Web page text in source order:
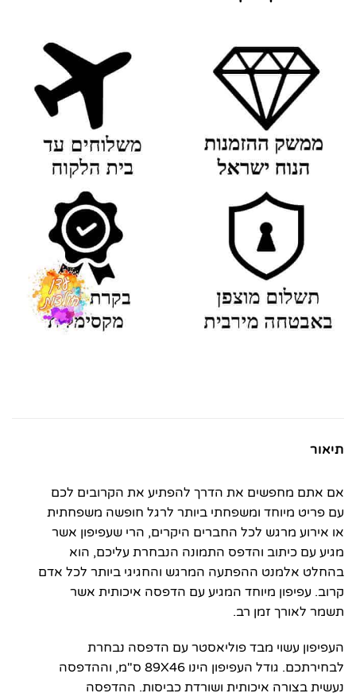
תיאור
אם אתם מחפשים את הדרך להפתיע את הקרובים לכם
עם פריט מיוחד ומשפחתי ביותר לרגל חופשה משפחתית
או אירוע מרגש לכל החברים היקרים, הרי שעפיפון אשר
מגיע עם כיתוב והדפס התמונה הנבחרת עליכם, הוא
בהחלט אלמנט ההפתעה המרגש והחגיגי ביותר לכל אדם
קרוב. עפיפון מיוחד המגיע עם הדפסה איכותית אשר
תשמר לאורך זמן רב.
העפיפון עשוי מבד פוליאסטר עם הדפסה נבחרת
לבחירתכם. גודל העפיפון הינו 89X46 ס"מ, וההדפסה
נעשית בצורה איכותית ושורדת כביסות. ההדפסה